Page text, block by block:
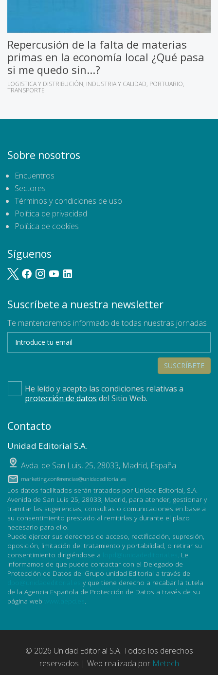
Repercusión de la falta de materias
primas en la economía local ¿Qué pasa
si me quedo sin...?
LOGISTICA Y DISTRIBUCIÓN INDUSTRIA Y CALIDAD PORTUARIO
TRANSPORTE
Sobre nosotros
Encuentros
Sectores
Términos y condiciones de uso
Política de privacidad
Política de cookies
Síguenos
Suscríbete a nuestra newsletter
Te mantendremos informado de todas nuestras jornadas
SUSCRÍBETE
He leído y acepto las condiciones relativas a
protección de datos del Sitio Web.
Contacto
Unidad Editorial S.A.
Avda. de San Luis, 25, 28033, Madrid, España
marketing.conferencias@unidadeditorial.es
Los datos facilitados serán tratados por Unidad Editorial, S.A.
Avenida de San Luis 25, 28033, Madrid, para atender, gestionar y
tramitar las sugerencias, consultas o comunicaciones en base a
su consentimiento prestado al remitirlas y durante el plazo
necesario para ello.
Puede ejercer sus derechos de acceso, rectificación, supresión,
oposición, limitación del tratamiento y portabilidad, o retirar su
consentimiento dirigiéndose a
. Le
informamos de que puede contactar con el Delegado de
Protección de Datos del Grupo unidad Editorial a través de
y que tiene derecho a recabar la tutela
de la Agencia Española de Protección de Datos a través de su
página web
© 2026 Unidad Editorial S.A. Todos los derechos
reservados | Web realizada por Metech